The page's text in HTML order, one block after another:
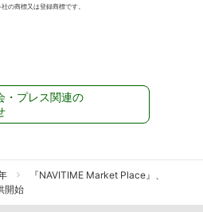
の商標又は登録商標です。
・プレス関連の
『NAVITIME Market Place』、
開始